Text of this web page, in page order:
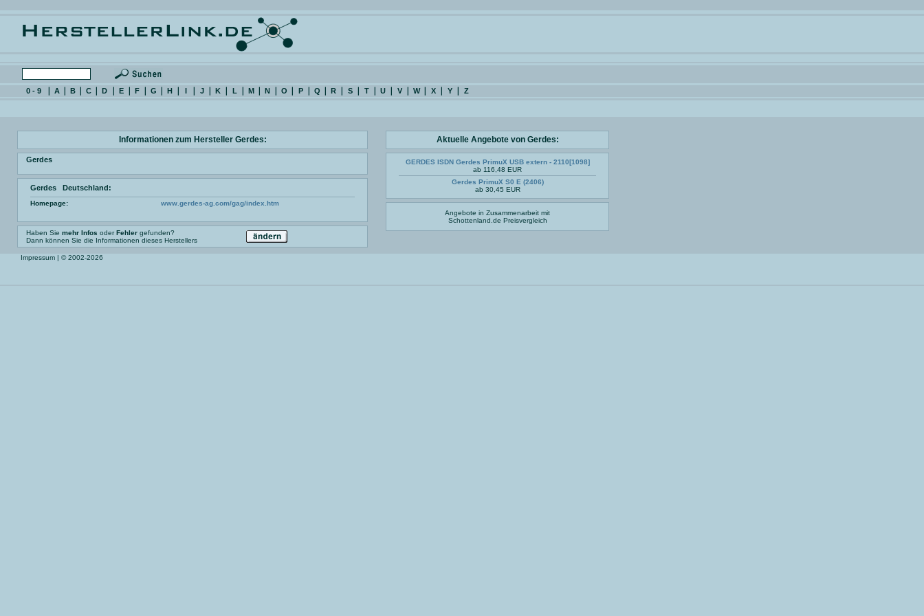
0 - 9 A B C D E F G H I J K L M N O P Q R S T U V W X Y Z
Informationen zum Hersteller Gerdes:
Gerdes
Gerdes Deutschland:
Homepage: www.gerdes-ag.com/gag/index.htm
Haben Sie mehr Infos oderFehler gefunden?
Dann können Sie die Informationen dieses Herstellers
Aktuelle Angebote von Gerdes:
GERDES ISDN Gerdes PrimuX USB extern - 2110[1098]
ab 116,48 EUR
Gerdes PrimuX S0 E (2406)
ab 30,45 EUR
Angebote in Zusammenarbeit mit
Schottenland.de Preisvergleich
Impressum | © 2002-2026